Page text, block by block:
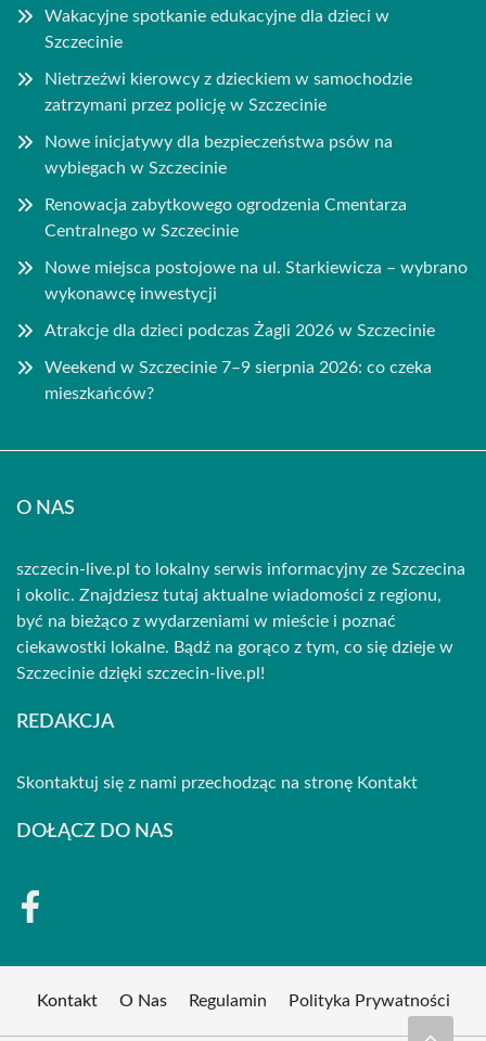
Wakacyjne spotkanie edukacyjne dla dzieci w
Szczecinie
Nietrzeźwi kierowcy z dzieckiem w samochodzie
zatrzymani przez policję w Szczecinie
Nowe inicjatywy dla bezpieczeństwa psów na
wybiegach w Szczecinie
Renowacja zabytkowego ogrodzenia Cmentarza
Centralnego w Szczecinie
Nowe miejsca postojowe na ul. Starkiewicza – wybrano
wykonawcę inwestycji
Atrakcje dla dzieci podczas Żagli 2026 w Szczecinie
Weekend w Szczecinie 7–9 sierpnia 2026: co czeka
mieszkańców?
O NAS
szczecin-live.pl to lokalny serwis informacyjny ze Szczecina
i okolic. Znajdziesz tutaj aktualne wiadomości z regionu,
być na bieżąco z wydarzeniami w mieście i poznać
ciekawostki lokalne. Bądź na gorąco z tym, co się dzieje w
Szczecinie dzięki szczecin-live.pl!
REDAKCJA
Skontaktuj się z nami przechodząc na stronę Kontakt
DOŁĄCZ DO NAS
Kontakt O Nas Regulamin Polityka Prywatności